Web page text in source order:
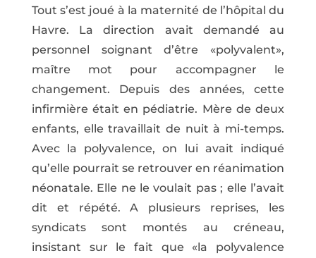
Tout s’est joué à la maternité de l’hôpital du
Havre. La direction avait demandé au
personnel soignant d’être «polyvalent»,
maître mot pour accompagner le
changement. Depuis des années, cette
infirmière était en pédiatrie. Mère de deux
enfants, elle travaillait de nuit à mi-temps.
Avec la polyvalence, on lui avait indiqué
qu’elle pourrait se retrouver en réanimation
néonatale. Elle ne le voulait pas ; elle l’avait
dit et répété. A plusieurs reprises, les
syndicats sont montés au créneau,
insistant sur le fait que «la polyvalence